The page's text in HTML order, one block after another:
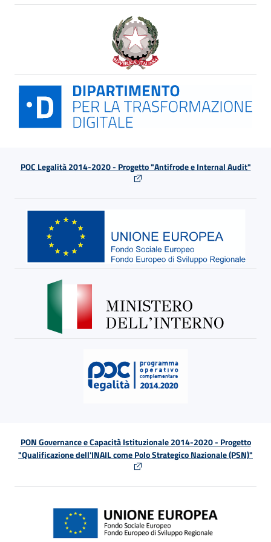
POC Legalità 2014-2020 - Progetto "Antifrode e Internal Audit"
PON Governance e Capacità Istituzionale 2014-2020 - Progetto
"Qualificazione dell'INAIL come Polo Strategico Nazionale (PSN)"